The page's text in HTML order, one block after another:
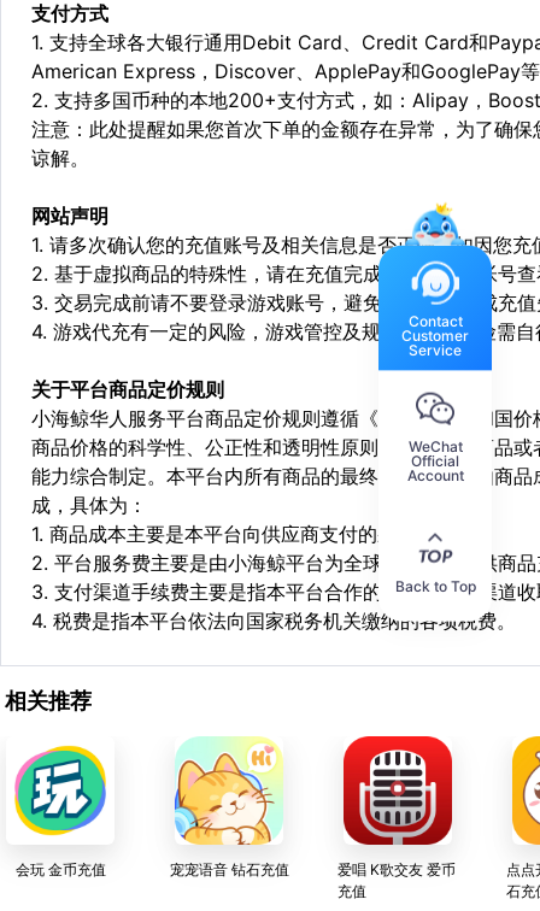
支付方式
1. 支持全球各大银行通用Debit Card、Credit Card和
American Express，Discover、ApplePay和GooglePay
2. 支持多国币种的本地200+支付方式，如：Alipay，
注意：此处提醒如果您首次下单的金额存在异常，为了确
谅解。
网站声明
1. 请多次确认您的充值账号及相关信息是否正确，如因您
2. 基于虚拟商品的特殊性，请在充值完成后登陆您的帐号
3. 交易完成前请不要登录游戏账号，避免由于顶号造成充
4. 游戏代充有一定的风险，游戏管控及规则处罚等风险需
关于平台商品定价规则
小海鲸华人服务平台商品定价规则遵循《中华人民共和国
商品价格的科学性、公正性和透明性原则，依据相关商品
能力综合制定。本平台内所有商品的最终销售价格均由商
成，具体为：
1. 商品成本主要是本平台向供应商支付的采购成本；
2. 平台服务费主要是由小海鲸平台为全球华人用户提供商
3. 支付渠道手续费主要是指本平台合作的第三方支付渠道
4. 税费是指本平台依法向国家税务机关缴纳的各项税费。
相关推荐
会玩 金币充值 宠宠语音 钻石充值
爱唱 K歌交友 爱币
充值
点点
石充
Contact
Customer
Service
WeChat
Official
Account
Back to Top